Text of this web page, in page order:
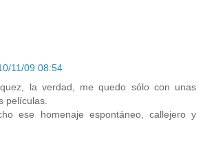
11/09 08:54
la verdad, me quedo sólo con unas
películas.
ese homenaje espontáneo, callejero y